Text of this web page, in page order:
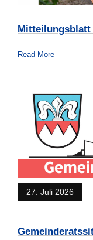
Mitteilungsblatt
Read More
27. Juli 2026